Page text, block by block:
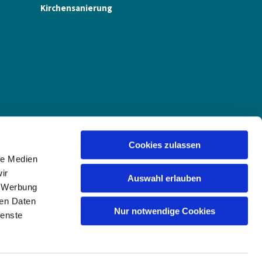
Medien
Daten
Cookies zulassen
Auswahl erlauben
Nur notwendige Cookies
Kirchensanierung